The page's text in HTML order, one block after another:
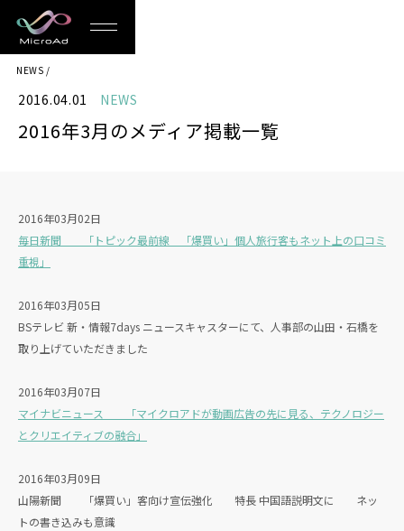
MicroAd
-
Redesigning
Life
NEWS
2016.04.01 NEWS
2016年3月のメディア掲載一覧
2016年03月02日
毎日新聞 「トピック最前線 「爆買い」個人旅行客もネット上の口コミ
重視」
2016年03月05日
BSテレビ 新・情報7days ニュースキャスターにて、人事部の山田・石橋を
取り上げていただきました
2016年03月07日
マイナビニュース 「マイクロアドが動画広告の先に見る、テクノロジー
とクリエイティブの融合」
2016年03月09日
山陽新聞 「爆買い」客向け宣伝強化 特長 中国語説明文に ネッ
トの書き込みも意識